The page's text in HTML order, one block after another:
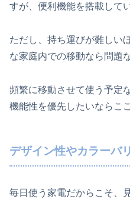
すが、便利機能を搭載して
ただし、持ち運びが難しい
な家庭内での移動なら問題
頻繁に移動させて使う予定
機能性を優先したいならこ
デザイン性やカラーバ
毎日使う家電だからこそ、